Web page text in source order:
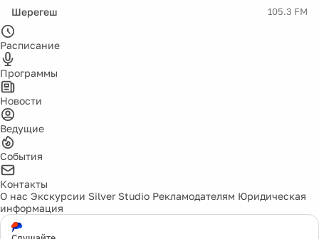
Шерегеш 105.3 FM
Расписание
Программы
Новости
Ведущие
События
Контакты
О нас Экскурсии Silver Studio Рекламодателям Юридическая
информация